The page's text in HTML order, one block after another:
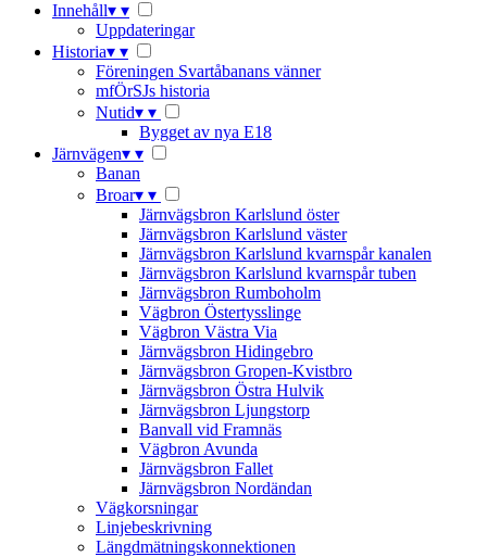
Innehåll▾ ▾
Uppdateringar
Historia▾ ▾
Föreningen Svartåbanans vänner
mfÖrSJs historia
Nutid▾ ▾
Bygget av nya E18
Järnvägen▾ ▾
Banan
Broar▾ ▾
Järnvägsbron Karlslund öster
Järnvägsbron Karlslund väster
Järnvägsbron Karlslund kvarnspår kanalen
Järnvägsbron Karlslund kvarnspår tuben
Järnvägsbron Rumboholm
Vägbron Östertysslinge
Vägbron Västra Via
Järnvägsbron Hidingebro
Järnvägsbron Gropen-Kvistbro
Järnvägsbron Östra Hulvik
Järnvägsbron Ljungstorp
Banvall vid Framnäs
Vägbron Avunda
Järnvägsbron Fallet
Järnvägsbron Nordändan
Vägkorsningar
Linjebeskrivning
Längdmätningskonnektionen